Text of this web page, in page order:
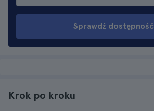
Sprawdź dostępność
Krok po kroku